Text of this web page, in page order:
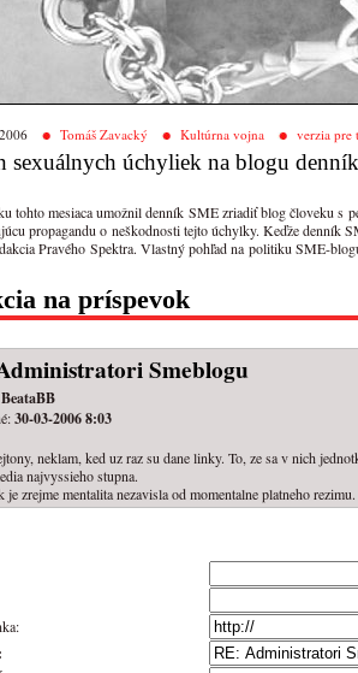
Tomáš Zavacký Kultúrna vojna verzia pre
sexuálnych úchyliek na blogu
tohto mesiaca umožnil denník SME zriadiť blog človeku s
propagandu o neškodnosti tejto úchylky. Keďže denník
Pravého Spektra. Vlastný pohľad na politiku SME-
na príspevok
Smeblogu
BeataBB
30-03-2006 8:03
neklam, ked uz raz su dane linky. To, ze sa v nich
najvyssieho stupna.
je zrejme mentalita nezavisla od momentalne platneho rezimu.